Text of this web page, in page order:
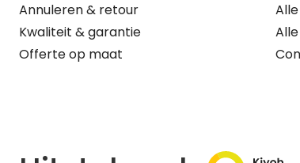
Annuleren & retour
Kwaliteit & garantie
Offerte op maat